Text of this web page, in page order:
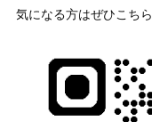
気になる方はぜひこち